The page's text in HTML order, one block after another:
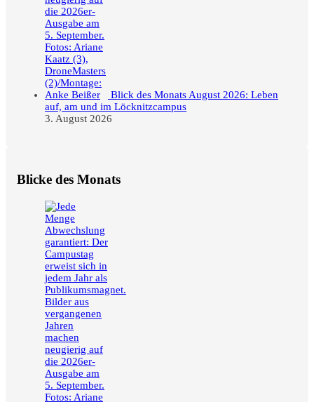
Blick des Monats August 2026: Leben
auf, am und im Löcknitzcampus
3. August 2026
Blicke des Monats